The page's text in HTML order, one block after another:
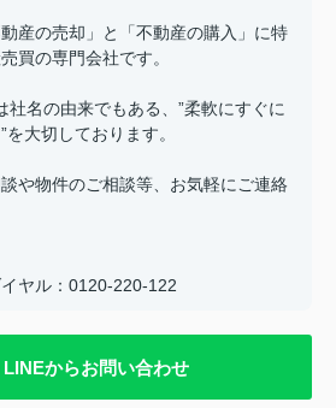
産の売却」と「不動産の購入」に特
買の専門会社です。
社名の由来でもある、”柔軟にすぐに
を大切しております。
や物件のご相談等、お気軽にご連絡
ヤル：0120-220-122
LINEからお問い合わせ